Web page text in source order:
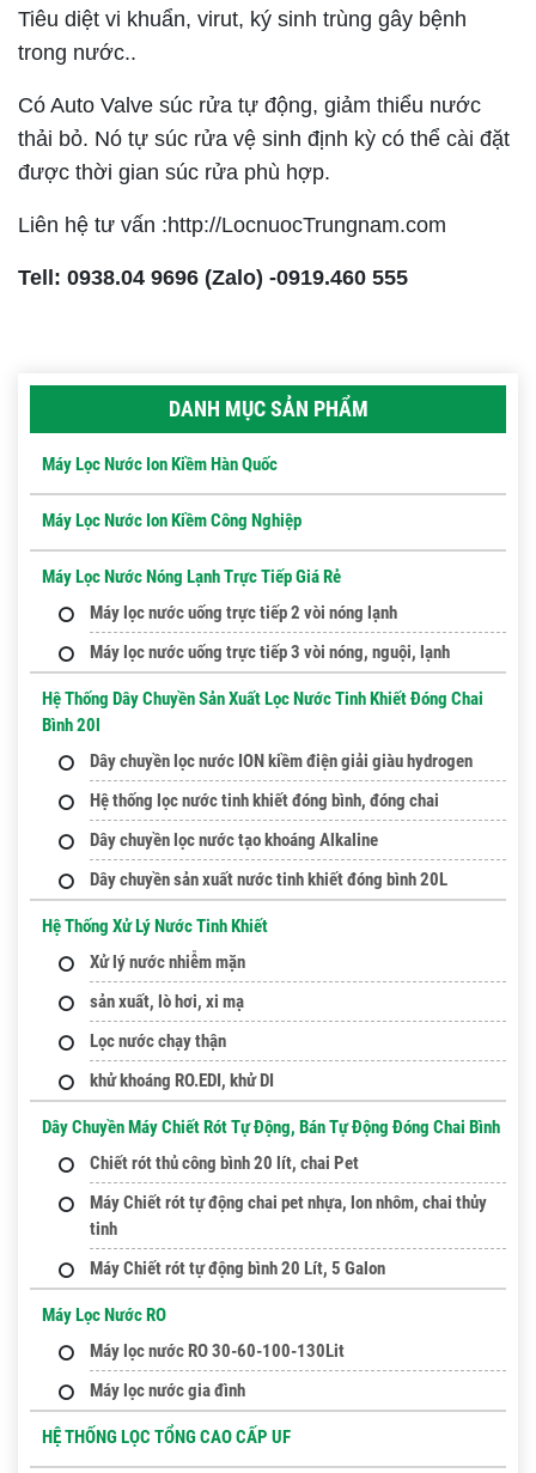
Tiêu diệt vi khuẩn, virut, ký sinh trùng gây bệnh
trong nước..
Có Auto Valve súc rửa tự động, giảm thiểu nước
thải bỏ. Nó tự súc rửa vệ sinh định kỳ có thể cài đặt
được thời gian súc rửa phù hợp.
Liên hệ tư vấn :http://LocnuocTrungnam.com
Tell: 0938.04 9696 (Zalo) -0919.460 555
DANH MỤC SẢN PHẨM
Máy Lọc Nước Ion Kiềm Hàn Quốc
Máy Lọc Nước Ion Kiềm Công Nghiệp
Máy Lọc Nước Nóng Lạnh Trực Tiếp Giá Rẻ
Máy lọc nước uống trực tiếp 2 vòi nóng lạnh
Máy lọc nước uống trực tiếp 3 vòi nóng, nguội, lạnh
Hệ Thống Dây Chuyền Sản Xuất Lọc Nước Tinh Khiết Đóng Chai
Bình 20l
Dây chuyền lọc nước ION kiềm điện giải giàu hydrogen
Hệ thống lọc nước tinh khiết đóng bình, đóng chai
Dây chuyền lọc nước tạo khoáng Alkaline
Dây chuyền sản xuất nước tinh khiết đóng bình 20L
Hệ Thống Xử Lý Nước Tinh Khiết
Xử lý nước nhiễm mặn
sản xuất, lò hơi, xi mạ
Lọc nước chạy thận
khử khoáng RO.EDI, khử DI
Dây Chuyền Máy Chiết Rót Tự Động, Bán Tự Động Đóng Chai Bình
Chiết rót thủ công bình 20 lít, chai Pet
Máy Chiết rót tự động chai pet nhựa, lon nhôm, chai thủy
tinh
Máy Chiết rót tự động bình 20 Lít, 5 Galon
Máy Lọc Nước RO
Máy lọc nước RO 30-60-100-130Lit
Máy lọc nước gia đình
HỆ THỐNG LỌC TỔNG CAO CẤP UF